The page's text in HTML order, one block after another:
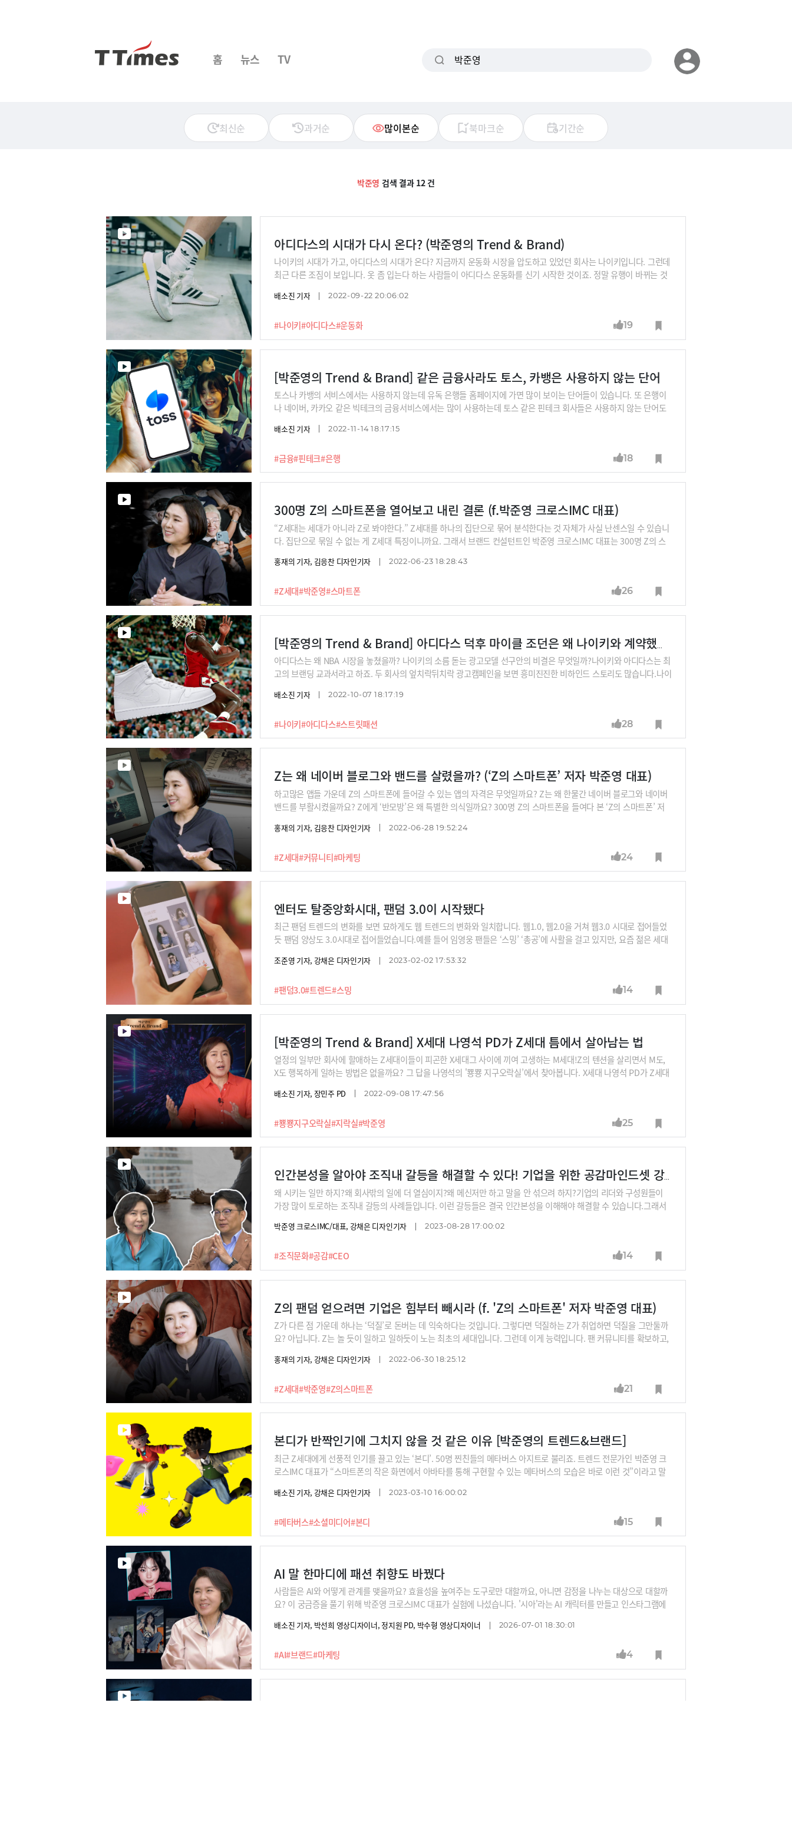
홈 뉴스 TV
최신순 과거순 많이본순 북마크순 기간순
박준영 검색 결과 12 건
아디다스의 시대가 다시 온다? (박준영의 Trend & Brand)
#나이키#아디다스#운동화
나이키의 시대가 가고, 아디다스의 시대가 온다? 지금까지 운동화 시장을 압도하고 있었던 회사는 나이키입니다. 그런데
최근 다른 조짐이 보입니다. 옷 좀 입는다 하는 사람들이 아디다스 운동화를 신기 시작한 것이죠. 정말 유행이 바뀌는 것
배소진 기자 2022-09-22 20:06:02
19
[박준영의 Trend & Brand] 같은 금융사라도 토스, 카뱅은 사용하지 않는 단어
#금융#핀테크#은행
토스나 카뱅의 서비스에서는 사용하지 않는데 유독 은행들 홈페이지에 가면 많이 보이는 단어들이 있습니다. 또 은행이
나 네이버, 카카오 같은 빅테크의 금융서비스에서는 많이 사용하는데 토스 같은 핀테크 회사들은 사용하지 않는 단어도
교해봅니다.
배소진 기자 2022-11-14 18:17:15
18
300명 Z의 스마트폰을 열어보고 내린 결론 (f.박준영 크로스IMC 대표)
#Z세대#박준영#스마트폰
“Z세대는 세대가 아니라 Z로 봐야한다.” Z세대를 하나의 집단으로 묶어 분석한다는 것 자체가 사실 난센스일 수 있습니
다. 집단으로 묶일 수 없는 게 Z세대 특징이니까요. 그래서 브랜드 컨설턴트인 박준영 크로스IMC 대표는 300명 Z의 스
는 어떻게 다를까요? ‘Z는 온라인 친구에서 더 많은 친구를 사귄다’는 말은 과연 맞을까요? 박 대표로부터 들어보시죠.
홍재의 기자, 김응찬 디자인기자 2022-06-23 18:28:43
26
[박준영의 Trend & Brand] 아디다스 덕후 마이클 조던은 왜 나이키와 계약했나?
#나이키#아디다스#스트릿패션
아디다스는 왜 NBA 시장을 놓쳤을까? 나이키의 소름 돋는 광고모델 선구안의 비결은 무엇일까?나이키와 아디다스는 최
고의 브랜딩 교과서라고 하죠. 두 회사의 엎치락뒤치락 광고캠페인을 보면 흥미진진한 비하인드 스토리도 많습니다.나이
배소진 기자 2022-10-07 18:17:19
28
Z는 왜 네이버 블로그와 밴드를 살렸을까? (‘Z의 스마트폰’ 저자 박준영 대표)
#Z세대#커뮤니티#마케팅
하고많은 앱들 가운데 Z의 스마트폰에 들어갈 수 있는 앱의 자격은 무엇일까요? Z는 왜 한물간 네이버 블로그와 네이버
밴드를 부활시켰을까요? Z에게 ‘반모방’은 왜 특별한 의식일까요? 300명 Z의 스마트폰을 들여다 본 ‘Z의 스마트폰’ 저
기능과 정의까지도 직접 내린다는 것을 알 수 있습니다. 유튜브만해도 동영상 채널이 아니라 커뮤니티로 사용하고 있듯
홍재의 기자, 김응찬 디자인기자 2022-06-28 19:52:24
24
엔터도 탈중앙화시대, 팬덤 3.0이 시작됐다
#팬덤3.0#트렌드#스밍
최근 팬덤 트렌드의 변화를 보면 묘하게도 웹 트렌드의 변화와 일치합니다. 웹1.0, 웹2.0을 거쳐 웹3.0 시대로 접어들었
듯 팬덤 양상도 3.0시대로 접어들었습니다.예를 들어 임영웅 팬들은 ‘스밍’ ‘총공’에 사활을 걸고 있지만, 요즘 젊은 세대
이돌보다 덕질하는 나를 즐기고, 그런 나를 콘텐츠로 만들고 있는 것이죠. 기업도 팬덤을 확보해야 하는 시대, 팬덤 트렌
조준영 기자, 강채은 디자인기자 2023-02-02 17:53:32
14
[박준영의 Trend & Brand] X세대 나영석 PD가 Z세대 틈에서 살아남는 법
#뿅뿅지구오락실#지락실#박준영
열정의 일부만 회사에 할애하는 Z세대이들이 피곤한 X세대그 사이에 끼여 고생하는 M세대!Z의 텐션을 살리면서 M도,
X도 행복하게 일하는 방법은 없을까요? 그 답을 나영석의 '뿅뿅 지구오락실’에서 찾아봅니다. X세대 나영석 PD가 Z세대
배소진 기자, 장민주 PD 2022-09-08 17:47:56
25
인간본성을 알아야 조직내 갈등을 해결할 수 있다! 기업을 위한 공감마인드셋 강좌 출시
#조직문화#공감#CEO
왜 시키는 일만 하지?왜 회사밖의 일에 더 열심이지?왜 메신저만 하고 말을 안 섞으려 하지?기업의 리더와 구성원들이
가장 많이 토로하는 조직내 갈등의 사례들입니다. 이런 갈등들은 결국 인간본성을 이해해야 해결할 수 있습니다.그래서
인드셋 프로젝트’ 강좌 시리즈. 9가지 대표적인 조직내 갈등을 심리학과 인지과학의 인간본성에 대한 통찰로 그 실체를
도입해 왔습니다. 하지만 일하는 방법론보다 더 중요한 것이 있습니다. 바로 ‘나는 어떤 구성원이고 싶은가, 동료들과 어
떤 관계를 맺고 싶은가’라는 공감마인드셋입니다.※기업 구매문의 : ttimes6000@gmail.com / (02)724-7718 (강좌
소개자료를 보내드립니다)※개인 수강은 https://ttimes
박준영 크로스IMC/대표, 강채은 디자인기자 2023-08-28 17:00:02
14
Z의 팬덤 얻으려면 기업은 힘부터 빼시라 (f. 'Z의 스마트폰' 저자 박준영 대표)
#Z세대#박준영#Z의스마트폰
Z가 다른 점 가운데 하나는 ‘덕질’로 돈버는 데 익숙하다는 것입니다. 그렇다면 덕질하는 Z가 취업하면 덕질을 그만둘까
요? 아닙니다. Z는 놀 듯이 일하고 일하듯이 노는 최초의 세대입니다. 그런데 이게 능력입니다. 팬 커뮤니티를 확보하고,
있는 Z는 몸값이 점점 올라갑니다. 'Z의 스마트폰' 저자인 박준영 크로스 IMC대표의 이야기를 들어보시죠.
홍재의 기자, 강채은 디자인기자 2022-06-30 18:25:12
21
본디가 반짝인기에 그치지 않을 것 같은 이유 [박준영의 트렌드&브랜드]
#메타버스#소셜미디어#본디
최근 Z세대에게 선풍적 인기를 끌고 있는 ‘본디’. 50명 찐친들의 메타버스 아지트로 불리죠. 트렌드 전문가인 박준영 크
로스IMC 대표가 “스마트폰의 작은 화면에서 아바타를 통해 구현할 수 있는 메타버스의 모습은 바로 이런 것”이라고 말
디가 예전 클럽하우스처럼 반짝인기에 그치지 않을 것”이라고 말합니다. 본디의 어떤 요소들이 Z세대를 이토록 매료시
배소진 기자, 강채은 디자인기자 2023-03-10 16:00:02
15
AI 말 한마디에 패션 취향도 바꿨다
#AI#브랜드#마케팅
사람들은 AI와 어떻게 관계를 맺을까요? 효율성을 높여주는 도구로만 대할까요, 아니면 감정을 나누는 대상으로 대할까
요? 이 궁금증을 풀기 위해 박준영 크로스IMC 대표가 실험에 나섰습니다. '시아'라는 AI 캐릭터를 만들고 인스타그램에
리고 AI의 조언 한마디에 새로운 스타일을 시도하거나, 맞춤화된 추천을 받기 위해 자신의 신체 콤플렉스를 자발적으로
배소진 기자, 박선희 영상디자이너, 정지원 PD, 박수형 영상디자이너 2026-07-01 18:30:01
4